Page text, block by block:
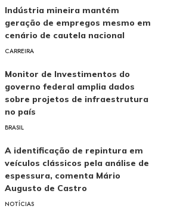
Indústria mineira mantém
geração de empregos mesmo em
cenário de cautela nacional
CARREIRA
Monitor de Investimentos do
governo federal amplia dados
sobre projetos de infraestrutura
no país
BRASIL
A identificação de repintura em
veículos clássicos pela análise de
espessura, comenta Mário
Augusto de Castro
NOTÍCIAS